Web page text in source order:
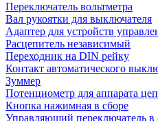
Переключатель вольтметра
Вал рукоятки для выключателя
Адаптер для устройств
Расцепитель независимый
Переходник на DIN рейку
Контакт автоматического
Зуммер
Потенциометр для аппарата
Кнопка нажимная в сборе
Управляющий переключатель в